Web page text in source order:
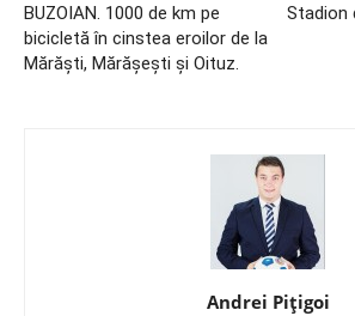
BUZOIAN. 1000 de km pe
bicicletă în cinstea eroilor de la
Mărăşti, Mărăşeşti şi Oituz.
Stadion
Andrei Pițigoi